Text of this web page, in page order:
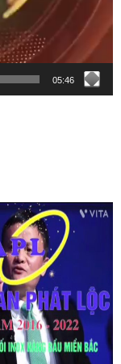
05:46